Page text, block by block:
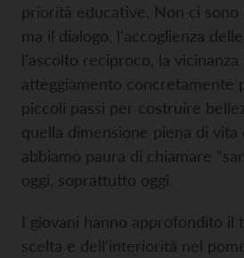
priorità educative. Non ci sono
ma il dialogo, l'accoglienza
l'ascolto reciproco, la
atteggiamento concretamente
piccoli passi per costruire
quella dimensione piena di vita
abbiamo paura di chiamare
oggi, soprattutto oggi.
I giovani hanno approfondito il
scelta e dell'interiorità nel